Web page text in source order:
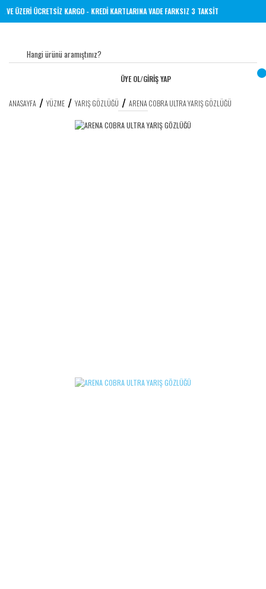
TL VE ÜZERİ ÜCRETSİZ KARGO - KREDİ KARTLARINA VADE FARKSIZ 3 TAKSİT
ÜYE OL/GİRİŞ YAP
ANASAYFA YÜZME YARIŞ GÖZLÜĞÜ ARENA COBRA ULTRA YARIŞ GÖZLÜĞÜ